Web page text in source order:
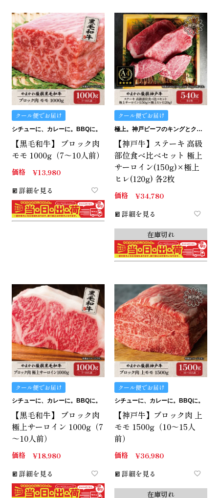
クール便でお届け
シチューに、カレーに。BBQに。
【黒毛和牛】 ブロック肉
モモ 1000g（7～10人前）
価格 ¥13,980
詳細を見る
クール便でお届け
極上。神戸ビーフのキングとクイーン。
【神戸牛】ステーキ 高級
部位食べ比べセット 極上
サーロイン(150g)×極上
ヒレ(120g) 各2枚
価格 ¥34,780
詳細を見る
在庫切れ
クール便でお届け
シチューに、カレーに。BBQに。
【黒毛和牛】 ブロック肉
極上サーロイン 1000g（7
～10人前）
価格 ¥18,980
詳細を見る
クール便でお届け
シチューに、カレーに。BBQに。
【神戸牛】ブロック肉 上
モモ 1500g（10～15人
前）
価格 ¥36,980
詳細を見る
在庫切れ